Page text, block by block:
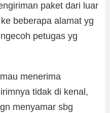
paket dari luar
beberapa alamat yg
petugas yg
menerima
tidak di kenal,
menyamar sbg